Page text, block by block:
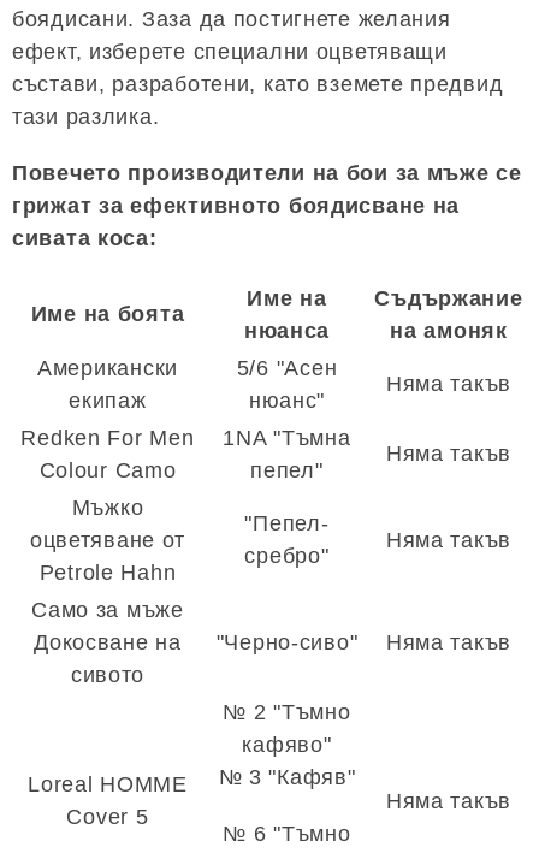
боядисани. Заза да постигнете желания
ефект, изберете специални оцветяващи
състави, разработени, като вземете предвид
тази разлика.
Повечето производители на бои за мъже се
грижат за ефективното боядисване на
сивата коса:
Име на боята
Име на
нюанса
Съдържание
на амоняк
Американски
екипаж
5/6 "Асен
нюанс"
Няма такъв
Redken For Men
Colour Camo
1NA "Тъмна
пепел"
Няма такъв
Мъжко
оцветяване от
Petrole Hahn
"Пепел-
сребро"
Няма такъв
Само за мъже
Докосване на
сивото
"Черно-сиво" Няма такъв
Loreal HOMME
Cover 5
№ 2 "Тъмно
кафяво"
№ 3 "Кафяв"
№ 6 "Тъмно
Няма такъв